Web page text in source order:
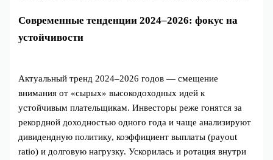
Современные тенденции 2024–2026: фокус на
устойчивости
Актуальный тренд 2024–2026 годов — смещение
внимания от «сырых» высокодоходных идей к
устойчивым плательщикам. Инвесторы реже гонятся за
рекордной доходностью одного года и чаще анализируют
дивидендную политику, коэффициент выплаты (payout
ratio) и долговую нагрузку. Ускорилась и ротация внутри